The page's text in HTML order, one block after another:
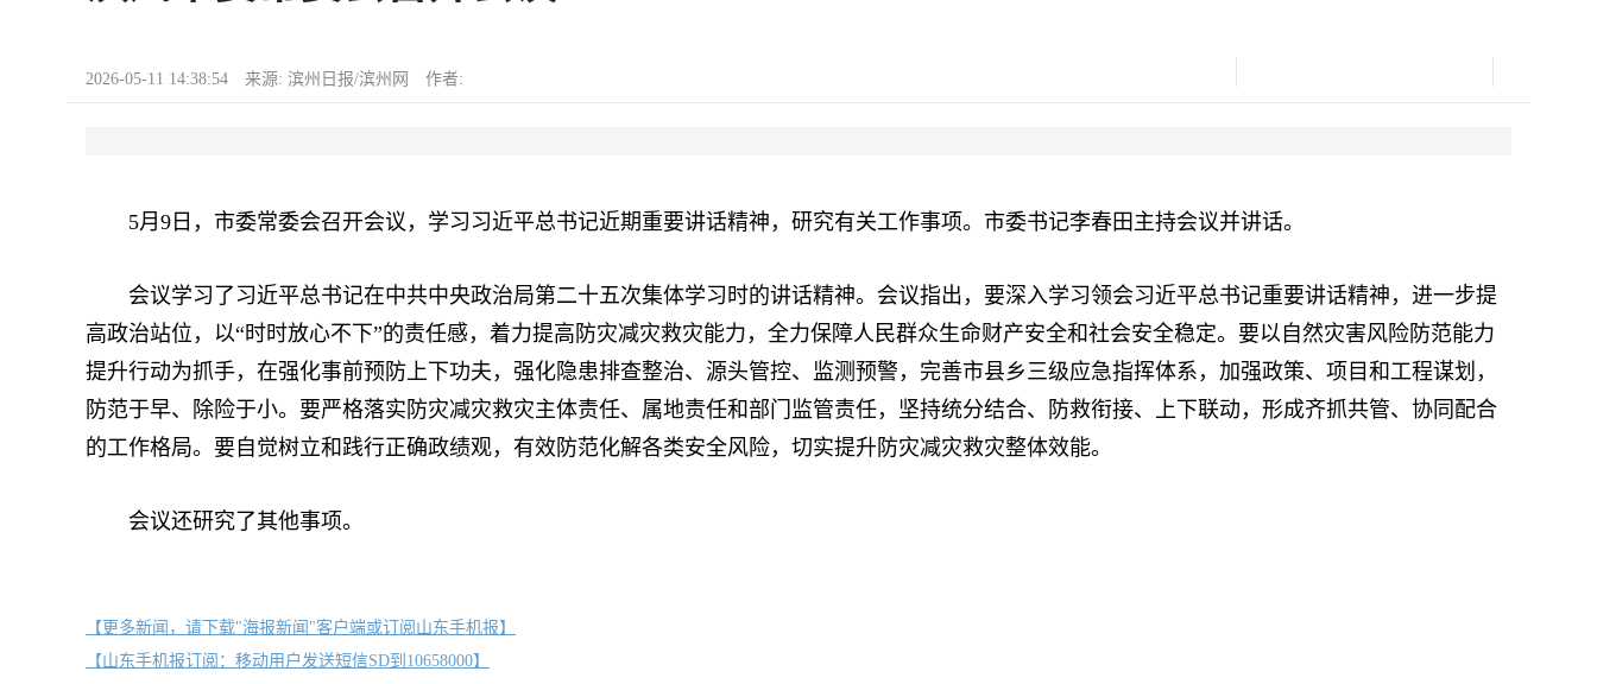
2026-05-11 14:38:54 来源: 滨州日报/滨州网 作者:
5月9日，市委常委会召开会议，学习习近平总书记近期重要讲话精神，研究有关工作事项。市委书记李春田主持会议并讲话。
会议学习了习近平总书记在中共中央政治局第二十五次集体学习时的讲话精神。会议指出，要深入学习领会习近平总书记重要讲话精神，进一步提
高政治站位，以“时时放心不下”的责任感，着力提高防灾减灾救灾能力，全力保障人民群众生命财产安全和社会安全稳定。要以自然灾害风险防范能力
提升行动为抓手，在强化事前预防上下功夫，强化隐患排查整治、源头管控、监测预警，完善市县乡三级应急指挥体系，加强政策、项目和工程谋划，
防范于早、除险于小。要严格落实防灾减灾救灾主体责任、属地责任和部门监管责任，坚持统分结合、防救衔接、上下联动，形成齐抓共管、协同配合
的工作格局。要自觉树立和践行正确政绩观，有效防范化解各类安全风险，切实提升防灾减灾救灾整体效能。
会议还研究了其他事项。
【更多新闻，请下载"海报新闻"客户端或订阅山东手机报】
【山东手机报订阅：移动用户发送短信SD到10658000】